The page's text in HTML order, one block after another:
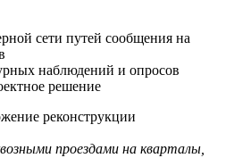
сети путей сообщения на
наблюдений и опросов
решение
реконструкции
проездами на кварталы,